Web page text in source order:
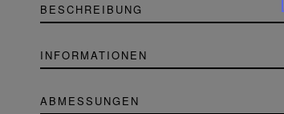
BESCHREIBUNG
INFORMATIONEN
ABMESSUNGEN